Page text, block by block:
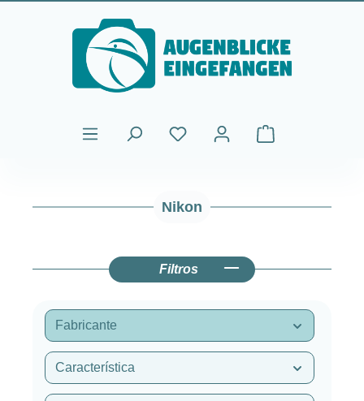
Saltar al contenido principal
El carrito de
Nikon
Filtros
Fabricante
Característica